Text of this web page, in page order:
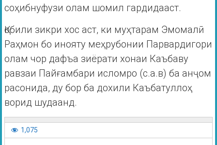
соҳибнуфузи олам шомил гардидааст.
Қобили зикри хос аст, ки муҳтарам Эмомалӣ
Раҳмон бо инояту меҳрубонии Парвардигори
олам чор дафъа зиёрати хонаи Каъбаву
равзаи Пайғамбари исломро (с.а.в) ба анҷом
расонида, ду бор ба дохили Каъбатуллоҳ
ворид шудаанд.
1,075